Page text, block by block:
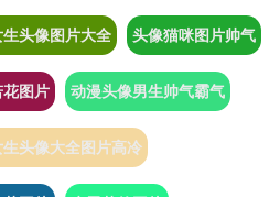
头像图片大全 头像猫咪图片帅气
图片 动漫头像男生帅气霸气
头像大全图片高冷